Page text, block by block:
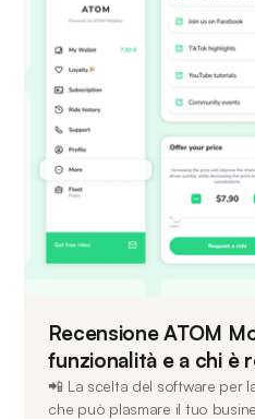
Recensione ATOM
funzionalità e a chi è
📲 La scelta del software per
che può plasmare il tuo